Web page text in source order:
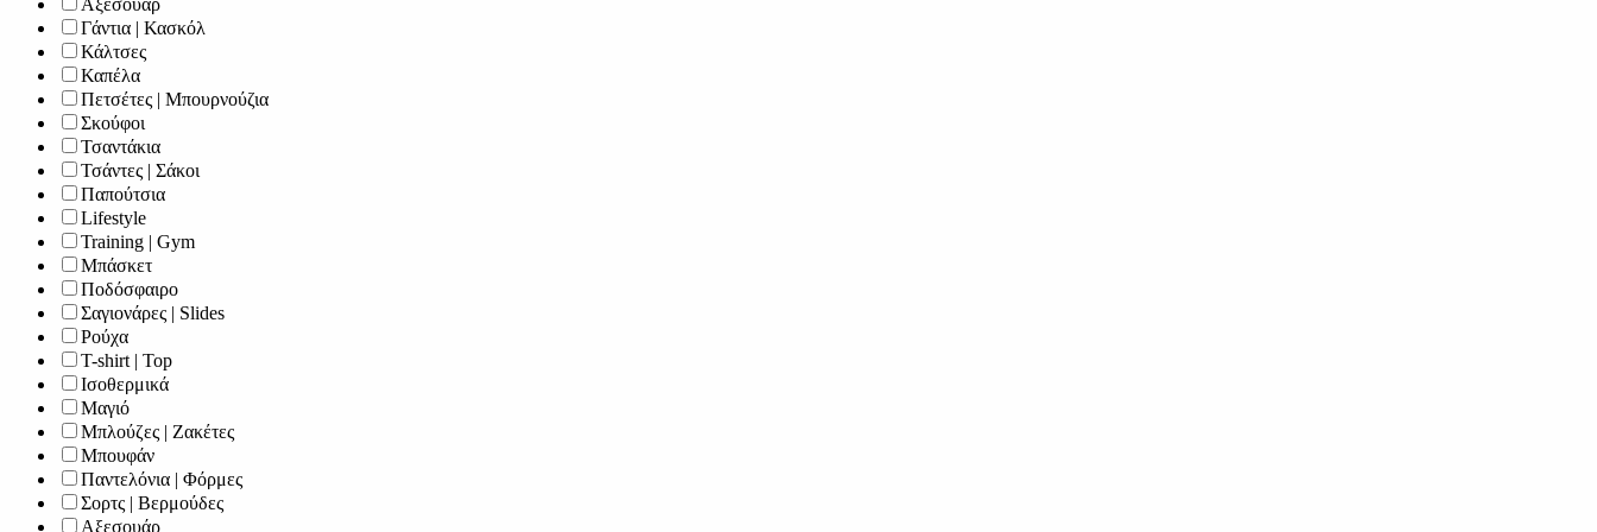
Γάντια | Κασκόλ
Κάλτσες
Καπέλα
Πετσέτες | Μπουρνούζια
Σκούφοι
Τσαντάκια
Τσάντες | Σάκοι
Παπούτσια
Lifestyle
Training | Gym
Μπάσκετ
Ποδόσφαιρο
Σαγιονάρες | Slides
Ρούχα
T-shirt | Top
Ισοθερμικά
Μαγιό
Μπλούζες | Ζακέτες
Μπουφάν
Παντελόνια | Φόρμες
Σορτς | Βερμούδες
Αξεσουάρ